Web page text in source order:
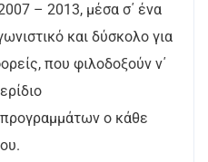
– 2013, μέσα σ΄ ένα
και δύσκολο για
που φιλοδοξούν ν΄
ο κάθε